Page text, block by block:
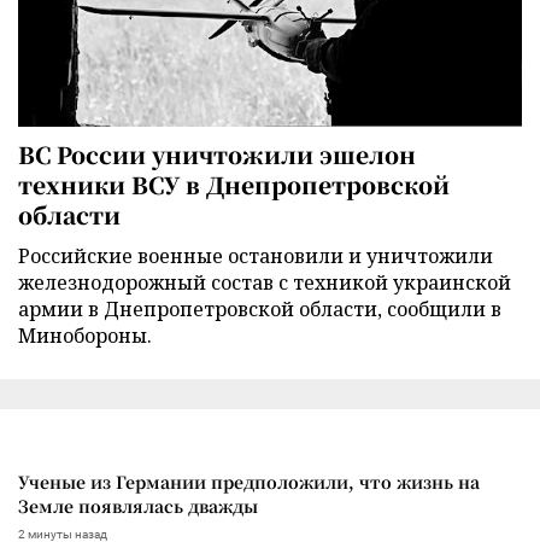
ВС России уничтожили эшелон
техники ВСУ в Днепропетровской
области
Российские военные остановили и уничтожили
железнодорожный состав с техникой украинской
армии в Днепропетровской области, сообщили в
Минобороны.
Ученые из Германии предположили, что жизнь на
Земле появлялась дважды
2 минуты назад